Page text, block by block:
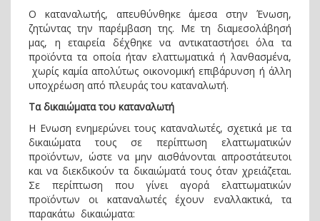
Ο καταναλωτής, απευθύνθηκε άμεσα στην Ένωση,
ζητώντας την παρέμβαση της. Με τη διαμεσολάβησή
μας, η εταιρεία δέχθηκε να αντικαταστήσει όλα τα
προϊόντα τα οποία ήταν ελαττωματικά ή λανθασμένα,
χωρίς καμία απολύτως οικονομική επιβάρυνση ή άλλη
υποχρέωση από πλευράς του καταναλωτή.
Τα δικαιώματα του καταναλωτή
Η Ενωση ενημερώνει τους καταναλωτές, σχετικά με τα
δικαιώματα τους σε περίπτωση ελαττωματικών
προϊόντων, ώστε να μην αισθάνονται απροστάτευτοι
και να διεκδικούν τα δικαιώματά τους όταν χρειάζεται.
Σε περίπτωση που γίνει αγορά ελαττωματικών
προϊόντων οι καταναλωτές έχουν εναλλακτικά, τα
παρακάτω δικαιώματα: